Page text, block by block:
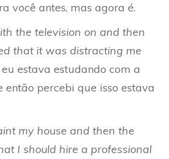
você antes, mas agora é.
the television on and then
that it was distracting me
estava estudando com a
percebi que isso estava
my house and then the
I should hire a professional